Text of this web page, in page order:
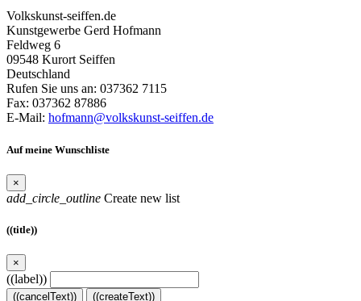
Volkskunst-seiffen.de
Kunstgewerbe Gerd Hofmann
Feldweg 6
09548 Kurort Seiffen
Deutschland
Rufen Sie uns an: 037362 7115
Fax: 037362 87886
E-Mail: hofmann@volkskunst-seiffen.de
Auf meine Wunschliste
×
add_circle_outline Create new list
((title))
×
((label))
((cancelText)) ((createText))